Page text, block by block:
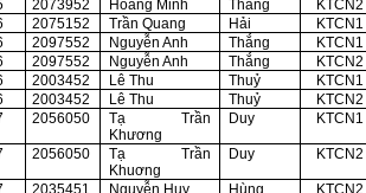
2073952 Hoàng Minh Thắng
KTCN2
2075152 Trần Quang Hải
KTCN1
2097552 Nguyễn Anh Thắng
KTCN1
2097552 Nguyễn Anh Thắng
KTCN2
2003452 Lê Thu Thuỷ
KTCN1
2003452 Lê Thu Thuỷ
KTCN2
2056050
Tạ Trần
Khương
Duy KTCN1
2056050
Tạ Trần
Khuơng
Duy KTCN2